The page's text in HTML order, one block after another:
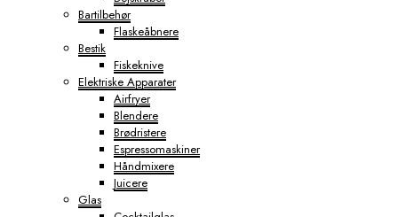
Bartilbehør
Flaskeåbnere
Bestik
Fiskeknive
Elektriske Apparater
Airfryer
Blendere
Brødristere
Espressomaskiner
Håndmixere
Juicere
Glas